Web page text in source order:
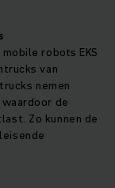
robots EKS
van
nemen
de
Zo kunnen de